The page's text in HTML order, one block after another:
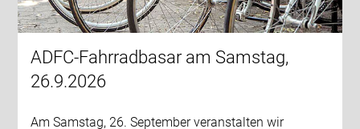
ADFC-Fahrradbasar am Samstag,
26.9.2026
Am Samstag, 26. September veranstalten wir